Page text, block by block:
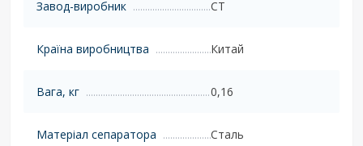
Завод-виробник CT
Країна виробництва Китай
Вага, кг 0,16
Матеріал сепаратора Сталь